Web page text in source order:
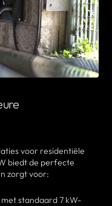
voor residentiële
biedt de perfecte
zorgt voor:
standaard 7 kW-